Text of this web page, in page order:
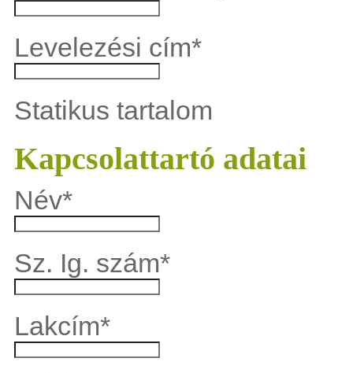
Levelezési cím*
Statikus tartalom
Kapcsolattartó adatai
Név*
Sz. Ig. szám*
Lakcím*